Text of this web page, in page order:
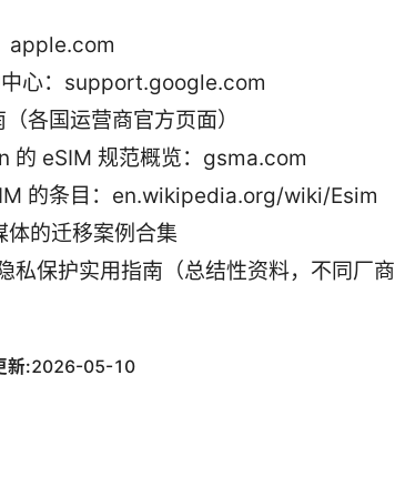
apple.com
心：support.google.com
各国运营商官方页面）
的 eSIM 规范概览：gsma.com
的条目：en.wikipedia.org/wiki/Esim
体的迁移案例合集
私保护实用指南（总结性资料，不同厂
新:2026-05-10